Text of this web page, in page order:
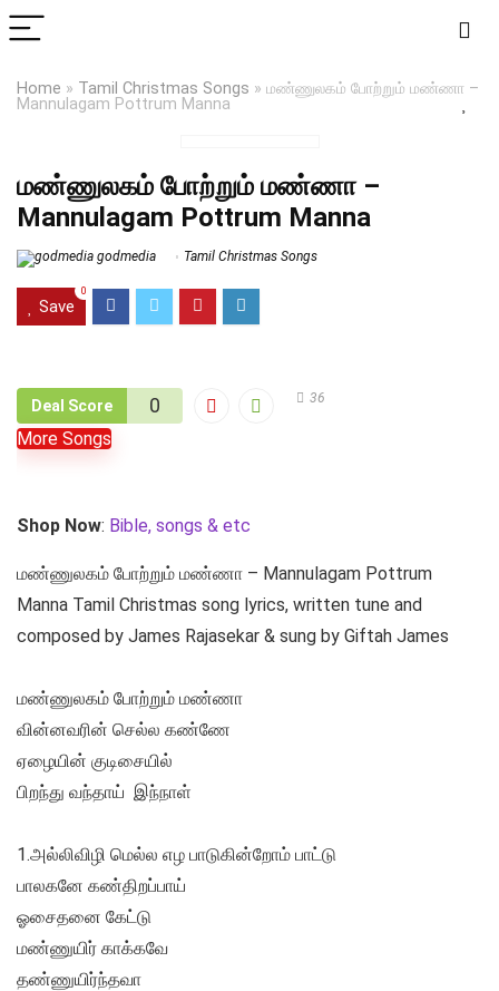
Home » Tamil Christmas Songs » மண்ணுலகம் போற்றும் மண்ணா –
Mannulagam Pottrum Manna
மண்ணுலகம் போற்றும் மண்ணா –
Mannulagam Pottrum Manna
godmedia Tamil Christmas Songs
Save
0
Deal Score 0 36
More Songs
Shop Now: Bible, songs & etc
மண்ணுலகம் போற்றும் மண்ணா – Mannulagam Pottrum
Manna Tamil Christmas song lyrics, written tune and
composed by James Rajasekar & sung by Giftah James
மண்ணுலகம் போற்றும் மண்ணா
வின்னவரின் செல்ல கண்ணே
ஏழையின் குடிசையில்
பிறந்து வந்தாய் இந்நாள்
1.அல்லிவிழி மெல்ல எழ பாடுகின்றோம் பாட்டு
பாலகனே கண்திறப்பாய்
ஓசைதனை கேட்டு
மண்ணுயிர் காக்கவே
தண்ணுயிர்ந்தவா